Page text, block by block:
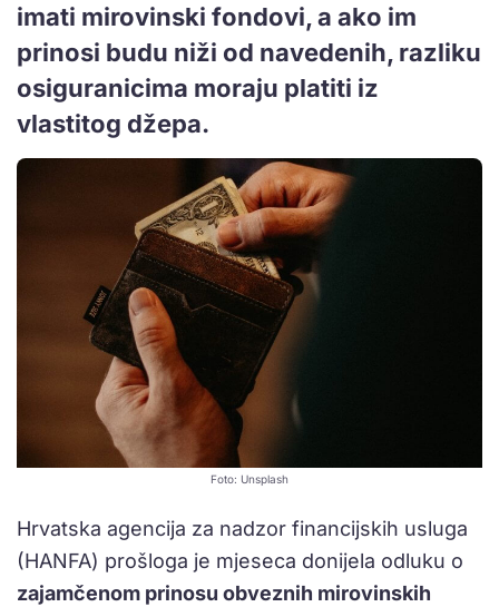
imati mirovinski fondovi, a ako im
prinosi budu niži od navedenih, razliku
osiguranicima moraju platiti iz
vlastitog džepa.
Foto: Unsplash
Hrvatska agencija za nadzor financijskih usluga
(HANFA) prošloga je mjeseca donijela odluku o
zajamčenom prinosu obveznih mirovinskih